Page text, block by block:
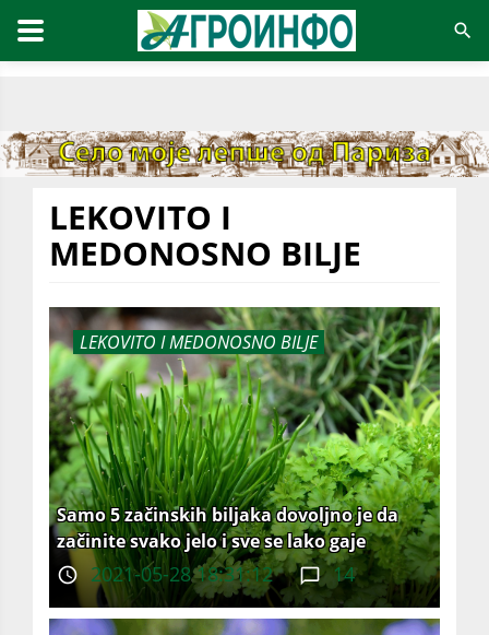
LEKOVITO I
MEDONOSNO BILJE
LEKOVITO I MEDONOSNO BILJE
Samo 5 začinskih biljaka dovoljno je da
začinite svako jelo i sve se lako gaje
2021-05-28 18:31:12 14